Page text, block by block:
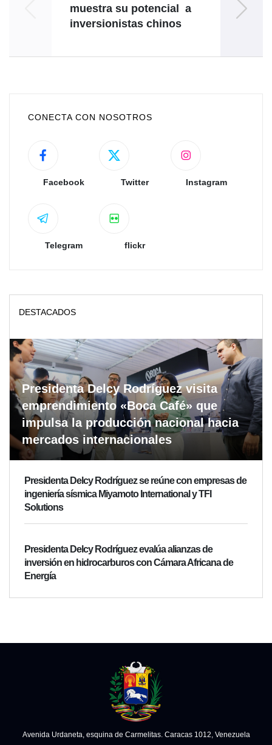
muestra su potencial a
inversionistas chinos
CONECTA CON NOSOTROS
Facebook Twitter Instagram
Telegram flickr
DESTACADOS
Presidenta Delcy Rodríguez visita
emprendimiento «Boca Café» que
impulsa la producción nacional hacia
mercados internacionales
Presidenta Delcy Rodríguez se reúne con empresas de
ingeniería sísmica Miyamoto International y TFI
Solutions
Presidenta Delcy Rodríguez evalúa alianzas de
inversión en hidrocarburos con Cámara Africana de
Energía
Avenida Urdaneta, esquina de Carmelitas. Caracas 1012, Venezuela